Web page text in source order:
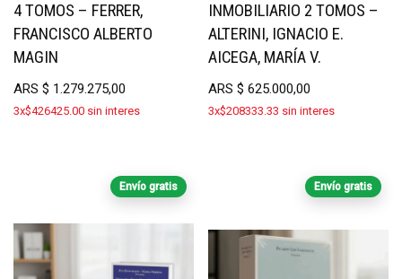
4 TOMOS – FERRER,
FRANCISCO ALBERTO
MAGIN
ARS $ 1.279.275,00
3x$426425.00 sin interes
INMOBILIARIO 2 TOMOS –
ALTERINI, IGNACIO E.
AICEGA, MARÍA V.
ARS$ 625.000,00
3x$208333.33 sin interes
Envío gratis Envío gratis